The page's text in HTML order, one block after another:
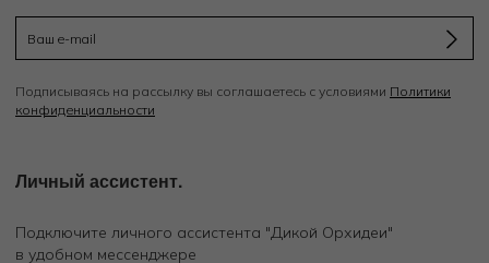
Подписываясь на рассылку вы соглашаетесь с условиями Политики
конфиденциальности
Личный ассистент.
Подключите личного ассистента "Дикой Орхидеи"
в удобном мессенджере